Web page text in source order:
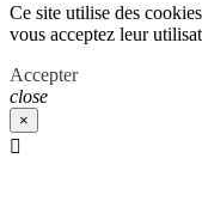
Ce site utilise des
vous acceptez leur
Accepter
close
×
